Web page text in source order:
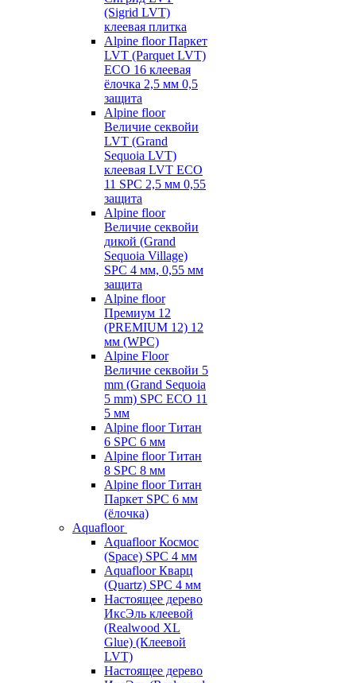
(Sigrid LVT)
клеевая плитка
Alpine floor Паркет
LVT (Parquet LVT)
ECO 16 клеевая
ёлочка 2,5 мм 0,5
защита
Alpine floor
Величие секвойи
LVT (Grand
Sequoia LVT)
клеевая LVT ECO
11 SPC 2,5 мм 0,55
защита
Alpine floor
Величие секвойи
дикой (Grand
Sequoia Village)
SPC 4 мм, 0,55 мм
защита
Alpine floor
Премиум 12
(PREMIUM 12) 12
мм (WPC)
Alpine Floor
Величие секвойи 5
mm (Grand Sequoia
5 mm) SPC ECO 11
5 мм
Alpine floor Титан
6 SPC 6 мм
Alpine floor Титан
8 SPC 8 мм
Alpine floor Титан
Паркет SPC 6 мм
(ёлочка)
Aquafloor
Aquafloor Космос
(Space) SPC 4 мм
Aquafloor Кварц
(Quartz) SPC 4 мм
Настоящее дерево
ИксЭль клеевой
(Realwood XL
Glue) (Клеевой
LVT)
Настоящее дерево